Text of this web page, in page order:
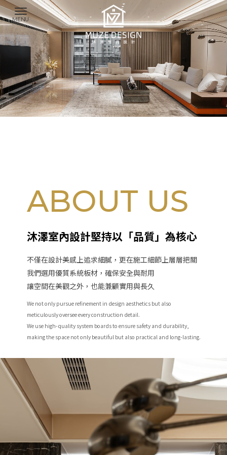
台中系統櫃家具ABOUT US
沐澤室內設計堅持以「品質」為核心
不僅在設計美感上追求細膩，更在施工細節上層層把關
我們選用優質系統板材，確保安全與耐用
讓空間在美觀之外，也能兼顧實用與長久
We not only pursue refinement in design aesthetics but also
meticulously oversee every construction detail.
We use high-quality system boards to ensure safety and durability,
making the space not only beautiful but also practical and long-lasting.